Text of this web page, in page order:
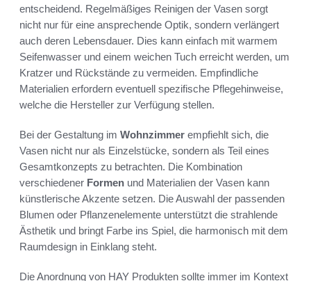
entscheidend. Regelmäßiges Reinigen der Vasen sorgt
nicht nur für eine ansprechende Optik, sondern verlängert
auch deren Lebensdauer. Dies kann einfach mit warmem
Seifenwasser und einem weichen Tuch erreicht werden, um
Kratzer und Rückstände zu vermeiden. Empfindliche
Materialien erfordern eventuell spezifische Pflegehinweise,
welche die Hersteller zur Verfügung stellen.
Bei der Gestaltung im Wohnzimmer empfiehlt sich, die
Vasen nicht nur als Einzelstücke, sondern als Teil eines
Gesamtkonzepts zu betrachten. Die Kombination
verschiedener Formen und Materialien der Vasen kann
künstlerische Akzente setzen. Die Auswahl der passenden
Blumen oder Pflanzenelemente unterstützt die strahlende
Ästhetik und bringt Farbe ins Spiel, die harmonisch mit dem
Raumdesign in Einklang steht.
Die Anordnung von HAY Produkten sollte immer im Kontext